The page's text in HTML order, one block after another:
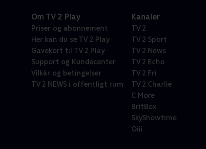
Om TV 2 Play
Priser og abonnement
Her kan du se TV 2 Play
Gavekort til TV 2 Play
Support og Kundecenter
Vilkår og betingelser
TV 2 NEWS i offentligt rum
Kanaler
TV 2
TV 2 Sport
TV 2 News
TV 2 Echo
TV 2 Fri
TV 2 Charlie
C More
BritBox
SkyShowtime
Oiii